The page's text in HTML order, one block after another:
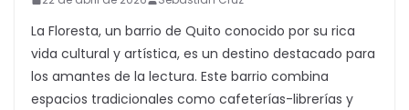
La Floresta, un barrio de Quito conocido por su rica
vida cultural y artística, es un destino destacado para
los amantes de la lectura. Este barrio combina
espacios tradicionales como cafeterías-librerías y